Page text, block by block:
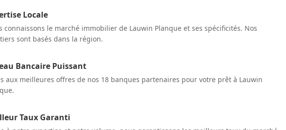
Locale
connaissons le marché immobilier de Lauwin Planque et ses spécificités. Nos
sont basés dans la région.
Bancaire Puissant
aux meilleures offres de nos 18 banques partenaires pour votre prêt à Lauwin
Taux Garanti